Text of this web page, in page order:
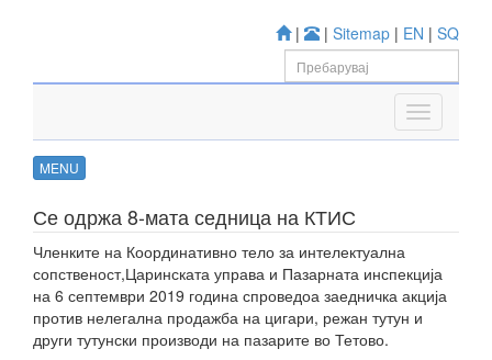
| | Sitemap | EN | SQ
MENU
Се одржа 8-мата седница на КТИС
Членките на Координативно тело за интелектуална
сопственост,Царинската управа и Пазарната инспекција
на 6 септември 2019 година спроведоа заедничка акција
против нелегална продажба на цигари, режан тутун и
други тутунски производи на пазарите во Тетово.